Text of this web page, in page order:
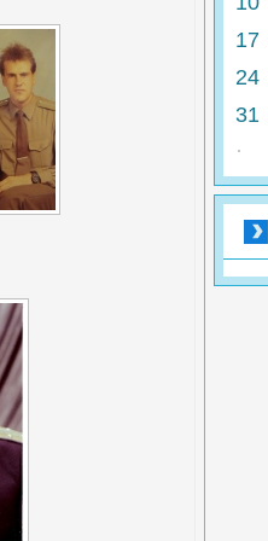
17
24
31